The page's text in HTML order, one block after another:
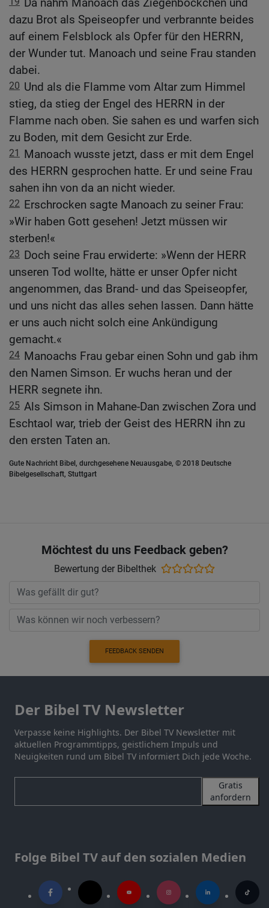
Da nahm Manoach das Ziegenböckchen und
dazu Brot als Speiseopfer und verbrannte beides
auf einem Felsblock als Opfer für den HERRN,
der Wunder tut. Manoach und seine Frau standen
dabei.
20 Und als die Flamme vom Altar zum Himmel
stieg, da stieg der Engel des HERRN in der
Flamme nach oben. Sie sahen es und warfen sich
zu Boden, mit dem Gesicht zur Erde.
21
Manoach wusste jetzt, dass er mit dem Engel
des HERRN gesprochen hatte. Er und seine Frau
sahen ihn von da an nicht wieder.
22 Erschrocken sagte Manoach zu seiner Frau:
»Wir haben Gott gesehen! Jetzt müssen wir
sterben!«
23 Doch seine Frau erwiderte: »Wenn der HERR
unseren Tod wollte, hätte er unser Opfer nicht
angenommen, das Brand- und das Speiseopfer,
und uns nicht das alles sehen lassen. Dann hätte
er uns auch nicht solch eine Ankündigung
gemacht.«
24 Manoachs Frau gebar einen Sohn und gab ihm
den Namen Simson. Er wuchs heran und der
HERR segnete ihn.
25 Als Simson in Mahane-Dan zwischen Zora und
Eschtaol war, trieb der Geist des HERRN ihn zu
den ersten Taten an.
Gute Nachricht Bibel, durchgesehene Neuausgabe, © 2018 Deutsche
Bibelgesellschaft, Stuttgart
Möchtest du uns Feedback geben?
Bewertung der Bibelthek
FEEDBACK SENDEN
Der Bibel TV Newsletter
Verpasse keine Highlights. Der Bibel TV Newsletter mit
aktuellen Programmtipps, geistlichem Impuls und
Neuigkeiten rund um Bibel TV informiert Dich jede Woche.
Gratis
anfordern
Folge Bibel TV auf den sozialen Medien